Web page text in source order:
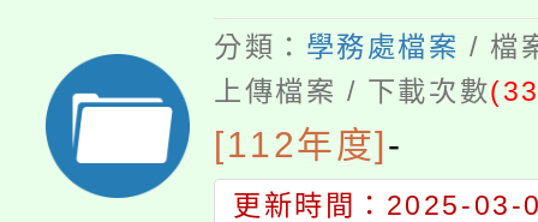
分類： 學務處檔案 / 檔
上傳檔案 / 下載次數
[112年度]-
更新時間：2025-03-